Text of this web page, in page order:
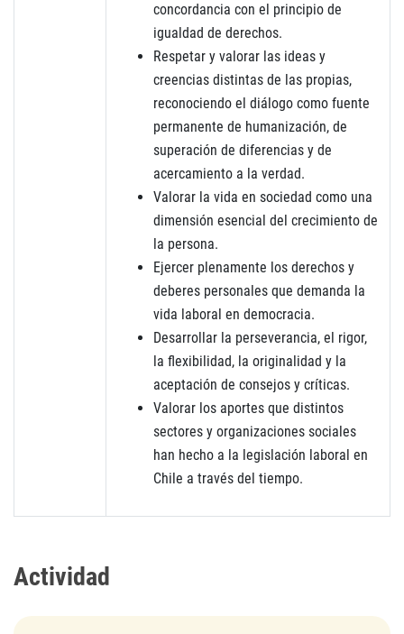
concordancia con el principio de
igualdad de derechos.
Respetar y valorar las ideas y
creencias distintas de las propias,
reconociendo el diálogo como fuente
permanente de humanización, de
superación de diferencias y de
acercamiento a la verdad.
Valorar la vida en sociedad como una
dimensión esencial del crecimiento de
la persona.
Ejercer plenamente los derechos y
deberes personales que demanda la
vida laboral en democracia.
Desarrollar la perseverancia, el rigor,
la flexibilidad, la originalidad y la
aceptación de consejos y críticas.
Valorar los aportes que distintos
sectores y organizaciones sociales
han hecho a la legislación laboral en
Chile a través del tiempo.
Actividad